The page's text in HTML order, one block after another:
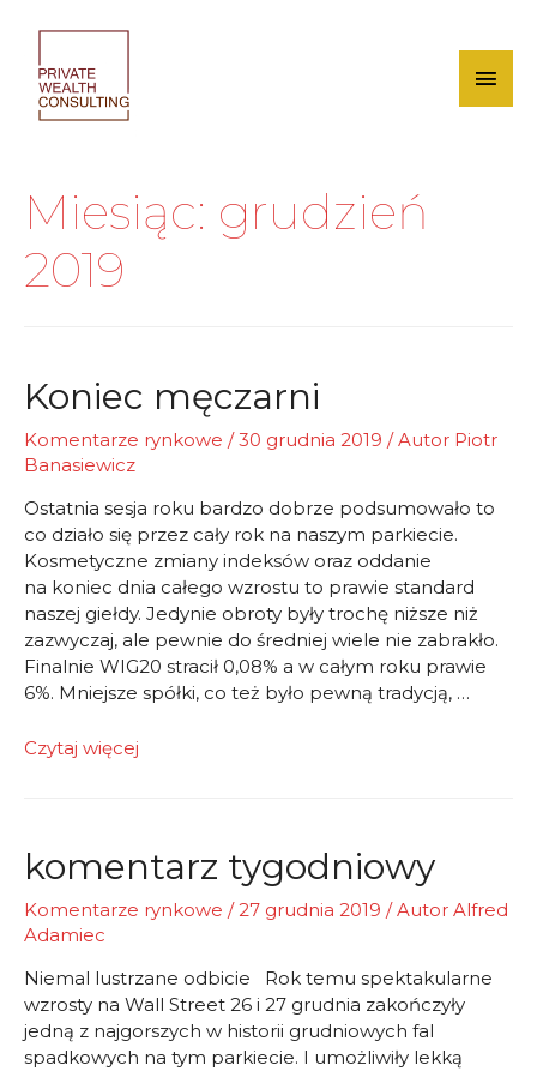
content
Main
Miesiąc: grudzień
2019
Koniec męczarni
Komentarze rynkowe /30 grudnia 2019 / Autor Piotr
Banasiewicz
Ostatnia sesja roku bardzo dobrze podsumowało to
co działo się przez cały rok na naszym parkiecie.
Kosmetyczne zmiany indeksów oraz oddanie
na koniec dnia całego wzrostu to prawie standard
naszej giełdy. Jedynie obroty były trochę niższe niż
zazwyczaj, ale pewnie do średniej wiele nie zabrakło.
Finalnie WIG20 stracił 0,08% a w całym roku prawie
6%. Mniejsze spółki, co też było pewną tradycją, …
Koniec
Czytaj więcej
komentarz tygodniowy
Komentarze rynkowe /27 grudnia 2019 / Autor Alfred
Adamiec
Niemal lustrzane odbicie Rok temu spektakularne
wzrosty na Wall Street 26 i 27 grudnia zakończyły
jedną z najgorszych w historii grudniowych fal
spadkowych na tym parkiecie. I umożliwiły lekką